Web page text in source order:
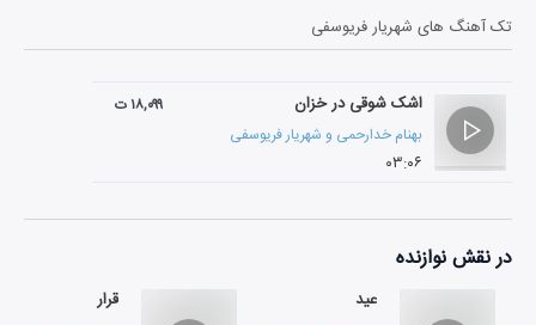
تک آهنگ های شهریار فریوسفی
اشک شوقی در خزان
بهنام خدارحمی و شهریار فریوسفی
۰۳:۰۶
۱۸,۰۹۹ ت
در نقشنوازنده
عید قرار